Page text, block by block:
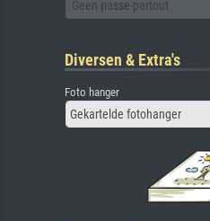
Geen passe-partout
Diversen & Extra's
Foto hanger
Gekartelde fotohanger